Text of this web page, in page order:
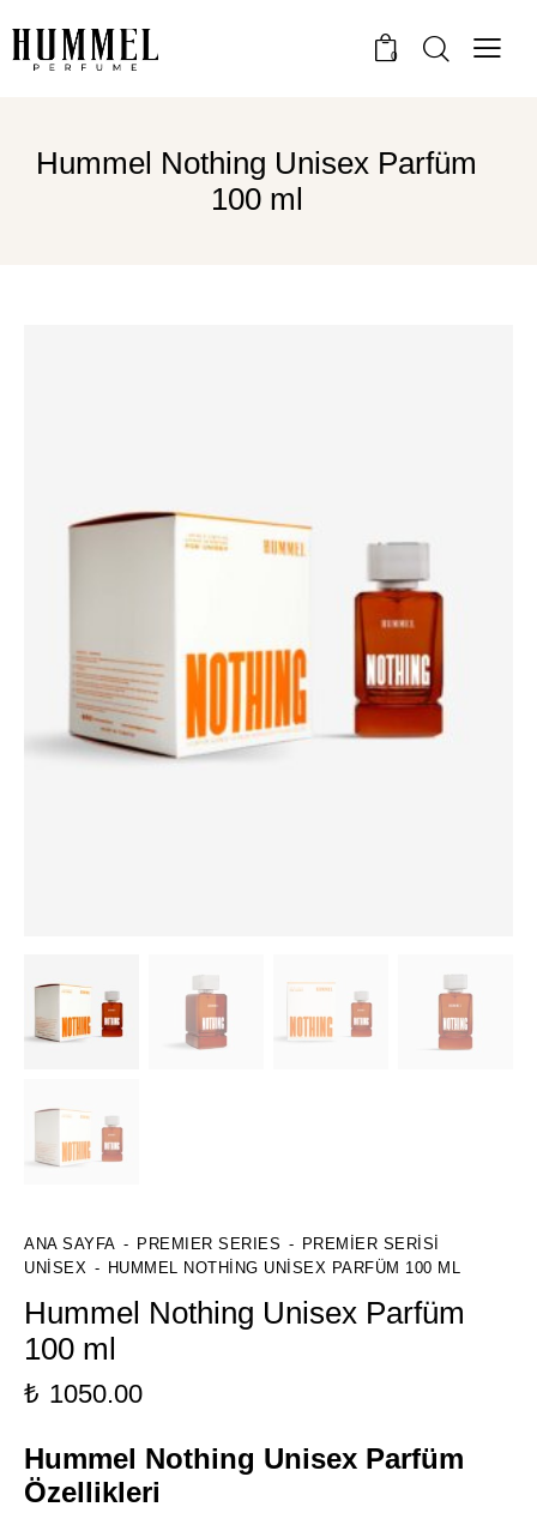
0
Hummel Nothing Unisex Parfüm
100 ml
ANA SAYFA PREMIER SERIES
PREMIER SERISI
UNISEX
HUMMEL NOTHING UNISEX PARFÜM 100 ML
Hummel Nothing Unisex Parfüm
100 ml
₺ 1050.00
Hummel Nothing Unisex Parfüm
Özellikleri